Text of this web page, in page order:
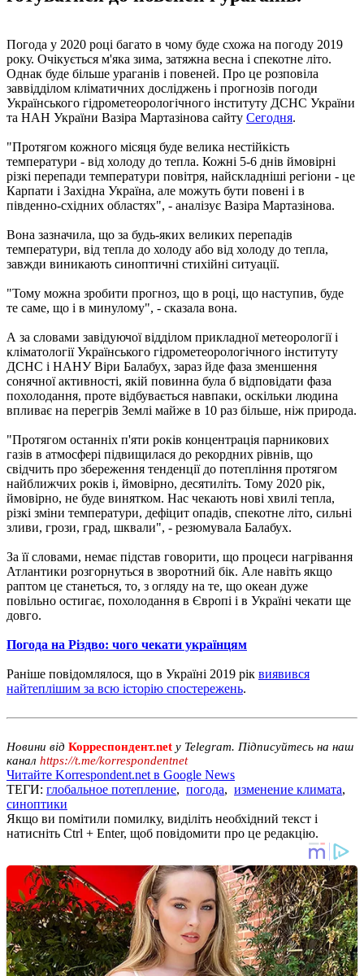
Погода у 2020 році багато в чому буде схожа на погоду 2019
року. Очікується м'яка зима, затяжна весна і спекотне літо.
Однак буде більше ураганів і повеней. Про це розповіла
заввідділом кліматичних досліджень і прогнозів погоди
Українського гідрометеорологічного інституту ДСНС України
та НАН України Вазіра Мартазінова сайту Сегодня.
"Протягом кожного місяця буде велика нестійкість
температури - від холоду до тепла. Кожні 5-6 днів ймовірні
різкі перепади температури повітря, найскладніші регіони - це
Карпати і Західна Україна, але можуть бути повені і в
південно-східних областях", - аналізує Вазіра Мартазінова.
Вона зазначила, що за будь-яких великих перепадів
температури, від тепла до холоду або від холоду до тепла,
завжди виникають синоптичні стихійні ситуації.
"Тому можна зробити прогноз, що в році, що наступив, буде
те саме, що і в минулому", - сказала вона.
А за словами завідуючої відділом прикладної метеорології і
кліматології Українського гідрометеорологічного інституту
ДСНС і НАНУ Віри Балабух, зараз йде фаза зменшення
сонячної активності, якій повинна була б відповідати фаза
похолодання, проте відбувається навпаки, оскільки людина
впливає на перегрів Землі майже в 10 раз більше, ніж природа.
"Протягом останніх п'яти років концентрація парникових
газів в атмосфері підвищилася до рекордних рівнів, що
свідчить про збереження тенденції до потепління протягом
найближчих років і, ймовірно, десятиліть. Тому 2020 рік,
ймовірно, не буде винятком. Нас чекають нові хвилі тепла,
різкі зміни температури, дефіцит опадів, спекотне літо, сильні
зливи, грози, град, шквали", - резюмувала Балабух.
За її словами, немає підстав говорити, що процеси нагрівання
Атлантики розгорнуться в зворотний бік. Але навіть якщо
раптом це станеться, то, з огляду на те, що океан дуже
повільно остигає, похолодання в Європі і в Україні чекати ще
довго.
Погода на Різдво: чого чекати українцям
Раніше повідомлялося, що в Україні 2019 рік виявився
найтеплішим за всю історію спостережень.
Новини від Корреспондент.net у Telegram. Підписуйтесь на наш
канал https://t.me/korrespondentnet
Читайте Korrespondent.net в Google News
ТЕГИ: глобальное потепление, погода, изменение климата,
синоптики
Якщо ви помітили помилку, виділіть необхідний текст і
натисніть Ctrl + Enter, щоб повідомити про це редакцію.